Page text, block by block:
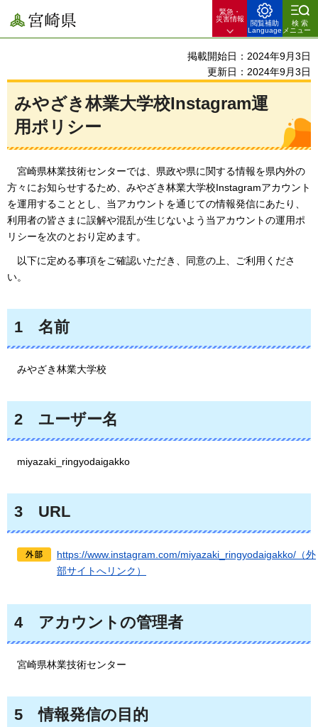
宮崎県
緊急・
災害情報
閲覧補助
Language
検索
メニュー
掲載開始日：2024年9月3日
更新日：2024年9月3日
みやざき林業大学校Instagram運
用ポリシー
宮崎県林業技術センターでは、県政や県に関する情報を県内外の
方々にお知らせするため、みやざき林業大学校Instagramアカウント
を運用することとし、当アカウントを通じての情報発信にあたり、
利用者の皆さまに誤解や混乱が生じないよう当アカウントの運用ポ
リシーを次のとおり定めます。
以下に定める事項をご確認いただき、同意の上、ご利用くださ
い。
1 名前
みやざき林業大学校
2 ユーザー名
miyazaki_ringyodaigakko
3 URL
https://www.instagram.com/miyazaki_ringyodaigakko/（外
部サイトへリンク）
4 アカウントの管理者
宮崎県林業技術センター
5 情報発信の目的